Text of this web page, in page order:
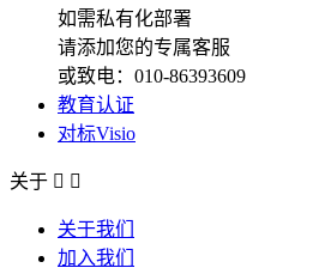
如需私有化部署
请添加您的专属客服
或致电：010-86393609
教育认证
对标Visio
关于  
关于我们
加入我们